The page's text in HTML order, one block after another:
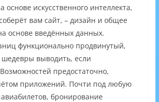
основе искусственного интеллекта,
вам сайт, – дизайн и общее
основе введённых данных.
функционально продвинутый,
выводить, если
предостаточно,
приложений. Почти под любую
авиабилетов, бронирование